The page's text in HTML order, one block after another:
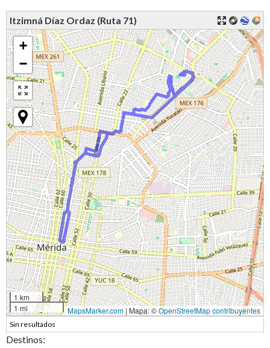
Itzimná Díaz Ordaz (Ruta 71)
+
−
1 km
1 mi
MapsMarker.com | Mapa: ©OpenStreetMap contribuyentes
Sin resultados
Destinos: